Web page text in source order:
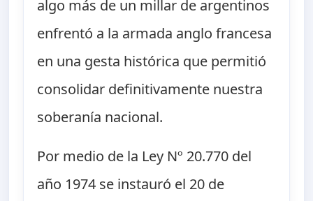
algo más de un millar de argentinos
enfrentó a la armada anglo francesa
en una gesta histórica que permitió
consolidar definitivamente nuestra
soberanía nacional.
Por medio de la Ley Nº 20.770 del
año 1974 se instauró el 20 de